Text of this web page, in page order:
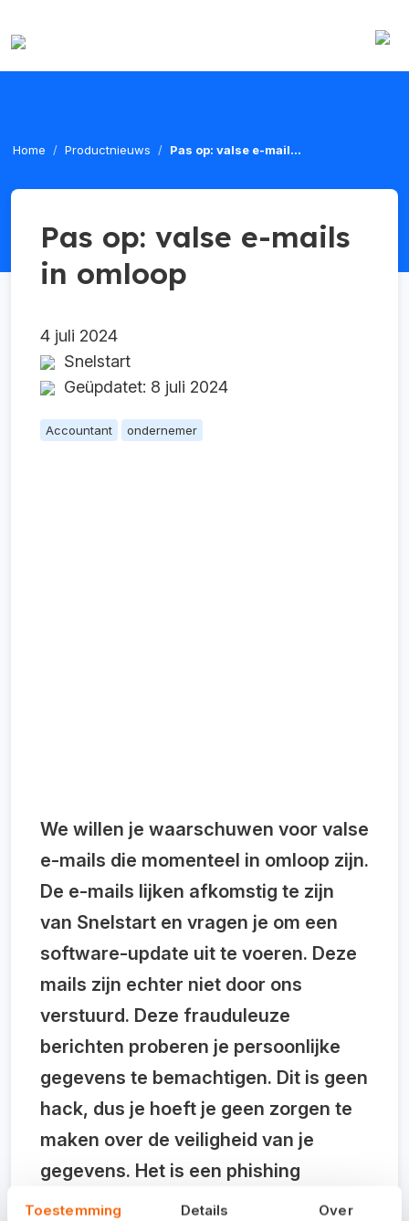
Toestemming Details Over
Home Productnieuws Pas op: valse e-mail...
Pas op: valse e-mails
in omloop
4 juli 2024
Snelstart
Geüpdatet: 8 juli 2024
Accountant ondernemer
We willen je waarschuwen voor valse
e-mails die momenteel in omloop zijn.
De e-mails lijken afkomstig te zijn
van Snelstart en vragen je om een
software-update uit te voeren. Deze
mails zijn echter niet door ons
verstuurd. Deze frauduleuze
berichten proberen je persoonlijke
gegevens te bemachtigen. Dit is geen
hack, dus je hoeft je geen zorgen te
maken over de veiligheid van je
gegevens. Het is een phishing
campagne waarbij de afzender zich